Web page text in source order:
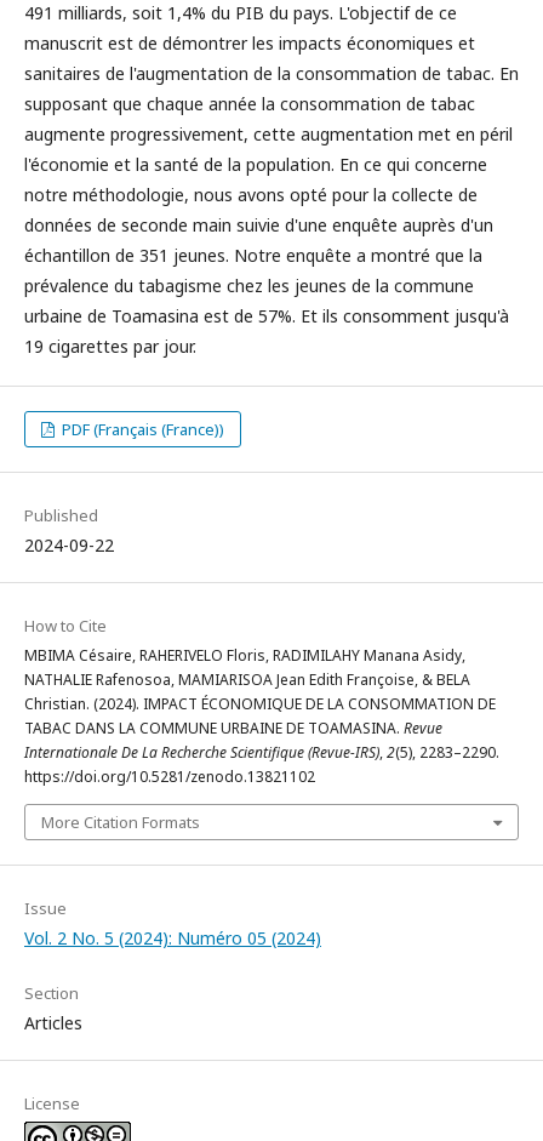
491 milliards, soit 1,4% du PIB du pays. L'objectif de ce
manuscrit est de démontrer les impacts économiques et
sanitaires de l'augmentation de la consommation de tabac. En
supposant que chaque année la consommation de tabac
augmente progressivement, cette augmentation met en péril
l'économie et la santé de la population. En ce qui concerne
notre méthodologie, nous avons opté pour la collecte de
données de seconde main suivie d'une enquête auprès d'un
échantillon de 351 jeunes. Notre enquête a montré que la
prévalence du tabagisme chez les jeunes de la commune
urbaine de Toamasina est de 57%. Et ils consomment jusqu'à
19 cigarettes par jour.
PDF (Français (France))
Published
2024-09-22
How to Cite
MBIMA Césaire, RAHERIVELO Floris, RADIMILAHY Manana Asidy,
NATHALIE Rafenosoa, MAMIARISOA Jean Edith Françoise, & BELA
Christian. (2024). IMPACT ÉCONOMIQUE DE LA CONSOMMATION DE
TABAC DANS LA COMMUNE URBAINE DE TOAMASINA. Revue
Internationale De La Recherche Scientifique (Revue-IRS),2(5), 2283–2290.
https://doi.org/10.5281/zenodo.13821102
More Citation Formats
Issue
Vol. 2 No. 5 (2024): Numéro 05 (2024)
Section
Articles
License